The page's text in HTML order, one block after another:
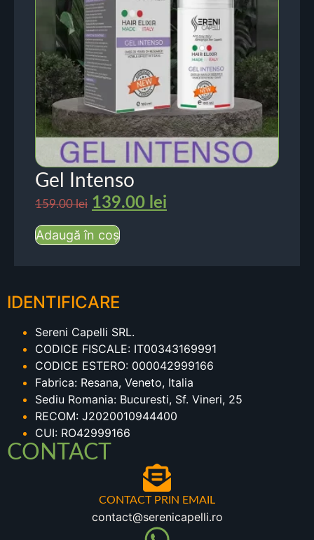
Gel Intenso
159.00lei 139.00 lei
Adaugă în coș
IDENTIFICARE
Sereni Capelli SRL.
CODICE FISCALE: IT00343169991
CODICE ESTERO: 000042999166
Fabrica: Resana, Veneto, Italia
Sediu Romania: Bucuresti, Sf. Vineri, 25
RECOM: J2020010944400
CUI: RO42999166
CONTACT
CONTACT PRIN EMAIL
contact@serenicapelli.ro